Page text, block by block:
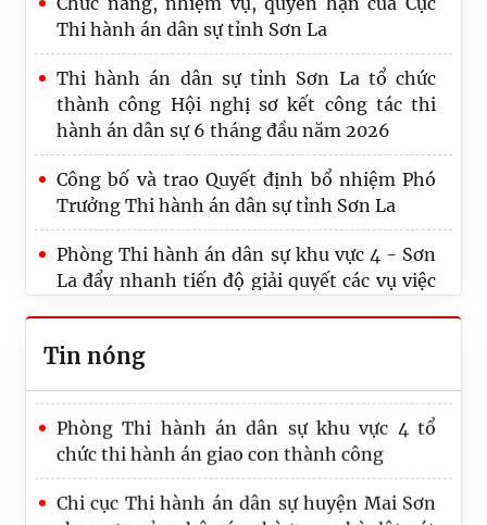
Thi hành án dân sự tỉnh Sơn La
Thi hành án dân sự tỉnh Sơn La tổ chức
thành công Hội nghị sơ kết công tác thi
hành án dân sự 6 tháng đầu năm 2026
Công bố và trao Quyết định bổ nhiệm Phó
Trưởng Thi hành án dân sự tỉnh Sơn La
Phòng Thi hành án dân sự khu vực 4 - Sơn
La đẩy nhanh tiến độ giải quyết các vụ việc
thống THADS, kỷ niệm 81 năm Ngày
Truyền thống Ngành Tư pháp
Tin nóng
Thông báo Về việc gia hạn thời gian tổ chức
đấu giá tài sản của người phải thi hành án:
Ông Nguyễn Văn Khiêm
chức cưỡng chế kê biên, xử lý tài sản
Phòng Thi hành án dân sự khu vực 4 tổ
chức thi hành án giao con thành công
Chi cục Thi hành án dân sự huyện Mai Sơn
chung tay ủng hộ xóa nhà tạm, nhà dột nát